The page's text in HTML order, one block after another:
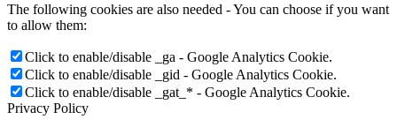
The following cookies are also needed - You can choose if you want
to allow them:
Click to enable/disable _ga - Google Analytics Cookie.
Click to enable/disable _gid - Google Analytics Cookie.
Click to enable/disable _gat_* - Google Analytics Cookie.
Privacy Policy